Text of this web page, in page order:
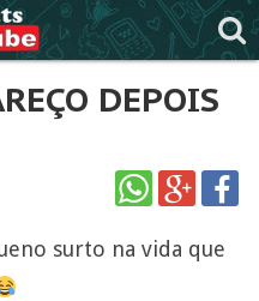
DEPOIS
surto na vida que